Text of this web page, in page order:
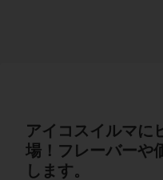
アイコスイルマに
場！フレーバーや
します。